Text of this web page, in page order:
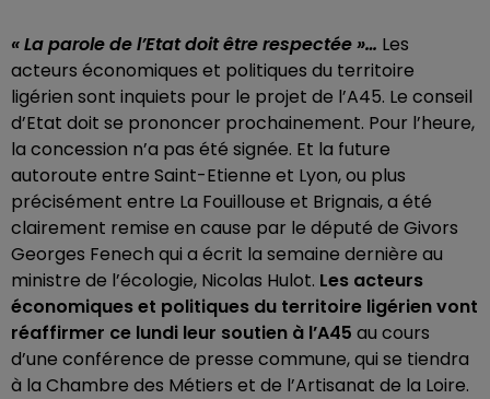
« La parole de l’Etat doit être respectée »… Les
acteurs économiques et politiques du territoire
ligérien sont inquiets pour le projet de l’A45. Le conseil
d’Etat doit se prononcer prochainement. Pour l’heure,
la concession n’a pas été signée. Et la future
autoroute entre Saint-Etienne et Lyon, ou plus
précisément entre La Fouillouse et Brignais, a été
clairement remise en cause par le député de Givors
Georges Fenech qui a écrit la semaine dernière au
ministre de l’écologie, Nicolas Hulot. Les acteurs
économiques et politiques du territoire ligérien vont
réaffirmer ce lundi leur soutien à l’A45 au cours
d’une conférence de presse commune, qui se tiendra
à la Chambre des Métiers et de l’Artisanat de la Loire.